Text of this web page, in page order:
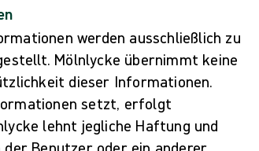
werden ausschließlich zu
Mölnlycke übernimmt keine
dieser Informationen.
setzt, erfolgt
lehnt jegliche Haftung und